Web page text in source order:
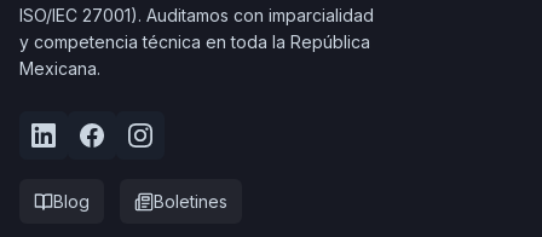
ISO/IEC 27001). Auditamos con imparcialidad
y competencia técnica en toda la República
Mexicana.
Blog Boletines